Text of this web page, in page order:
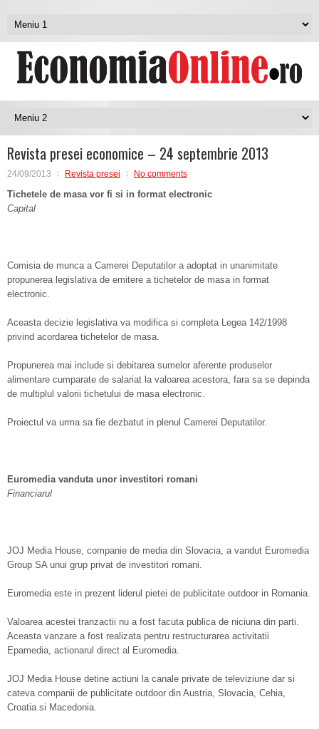
Revista presei economice – 24 septembrie 2013
24/09/2013 Revista presei No comments
Tichetele de masa vor fi si in format electronic
Capital
Comisia de munca a Camerei Deputatilor a adoptat in unanimitate
propunerea legislativa de emitere a tichetelor de masa in format
electronic.
Aceasta decizie legislativa va modifica si completa Legea 142/1998
privind acordarea tichetelor de masa.
Propunerea mai include si debitarea sumelor aferente produselor
alimentare cumparate de salariat la valoarea acestora, fara sa se depinda
de multiplul valorii tichetului de masa electronic.
Proiectul va urma sa fie dezbatut in plenul Camerei Deputatilor.
Euromedia vanduta unor investitori romani
Financiarul
JOJ Media House, companie de media din Slovacia, a vandut Euromedia
Group SA unui grup privat de investitori romani.
Euromedia este in prezent liderul pietei de publicitate outdoor in Romania.
Valoarea acestei tranzactii nu a fost facuta publica de niciuna din parti.
Aceasta vanzare a fost realizata pentru restructurarea activitatii
Epamedia, actionarul direct al Euromedia.
JOJ Media House detine actiuni la canale private de televiziune dar si
cateva companii de publicitate outdoor din Austria, Slovacia, Cehia,
Croatia si Macedonia.